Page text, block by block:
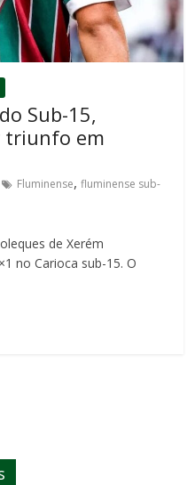
Sub-15,
triunfo em
Fluminense,fluminense sub-
de Xerém
no Carioca sub-15. O